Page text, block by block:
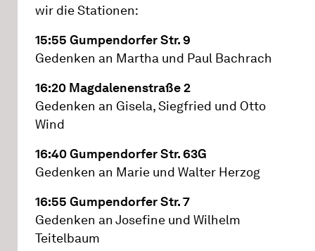
wir die Stationen:
15:55 Gumpendorfer Str. 9
Gedenken an Martha und Paul Bachrach
16:20 Magdalenenstraße 2
Gedenken an Gisela, Siegfried und Otto
Wind
16:40 Gumpendorfer Str. 63G
Gedenken an Marie und Walter Herzog
16:55 Gumpendorfer Str. 7
Gedenken an Josefine und Wilhelm
Teitelbaum